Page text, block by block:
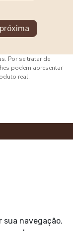
Por se tratar de
podem apresentar
real.
sua navegação.